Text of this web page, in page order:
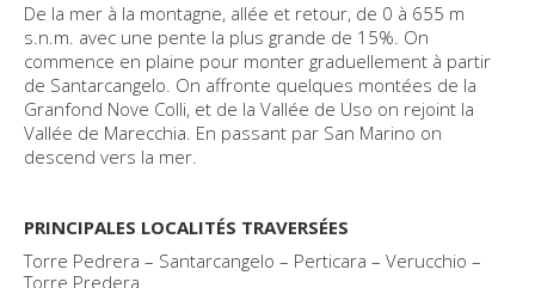
De la mer à la montagne, allée et retour, de 0 à 655 m
s.n.m. avec une pente la plus grande de 15%. On
commence en plaine pour monter graduellement à partir
de Santarcangelo. On affronte quelques montées de la
Granfond Nove Colli, et de la Vallée de Uso on rejoint la
Vallée de Marecchia. En passant par San Marino on
descend vers la mer.
PRINCIPALES LOCALITÉS TRAVERSÉES
Torre Pedrera – Santarcangelo – Perticara – Verucchio –
Torre Predera